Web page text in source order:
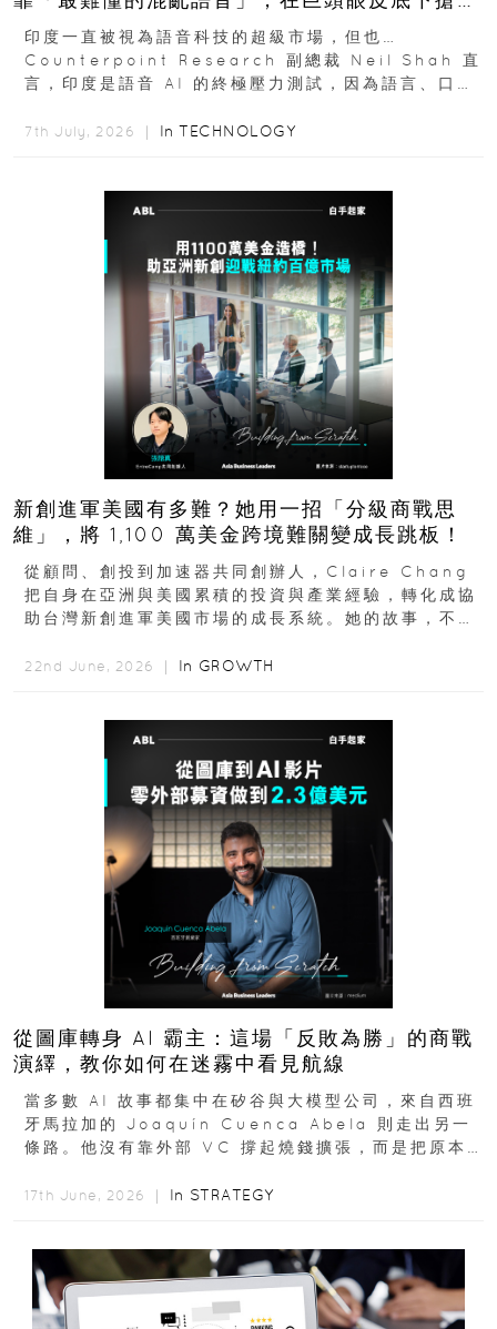
十億人市場？
印度一直被視為語音科技的超級市場，但也…
Counterpoint Research 副總裁 Neil Shah 直
言，印度是語音 AI 的終極壓力測試，因為語言、口音
7th July, 2026 ｜ In TECHNOLOGY
新創進軍美國有多難？她用一招「分級商戰思
維」，將 1,100 萬美金跨境難關變成長跳板！
從顧問、創投到加速器共同創辦人，Claire Chang
把自身在亞洲與美國累積的投資與產業經驗，轉化成協
助台灣新創進軍美國市場的成長系統。她的故事，不只
22nd June, 2026 ｜ In GROWTH
從圖庫轉身 AI 霸主：這場「反敗為勝」的商戰
演繹，教你如何在迷霧中看見航線
當多數 AI 故事都集中在矽谷與大模型公司，來自西班
牙馬拉加的 Joaquín Cuenca Abela 則走出另一
條路。他沒有靠外部 VC 撐起燒錢擴張，而是把原本
17th June, 2026 ｜ In STRATEGY